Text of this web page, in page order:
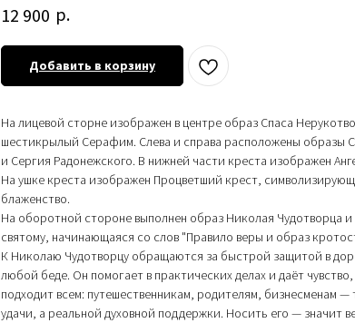
12 900 р.
Добавить в корзину
На лицевой сторне изображен в центре образ Спаса
шестикрылый Серафим. Слева и справа расположены образы
и Сергия Радонежского. В нижней части креста изображен
На ушке креста изображен Процветший крест,
блаженство.
На оборотной стороне выполнен образ Николая Чудотворца
святому, начинающаяся со слов "Правило веры и образ
К Николаю Чудотворцу обращаются за быстрой защитой в
любой беде. Он помогает в практических делах и даёт
подходит всем: путешественникам, родителям, бизнесменам
удачи, а реальной духовной поддержки. Носить его — значит